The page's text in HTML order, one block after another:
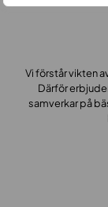
Vi förstår vikten
Därför
samverkar på